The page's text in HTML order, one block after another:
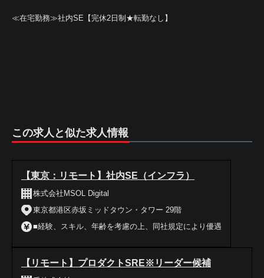
≪在宅勤務≫社内SE【完休2日制★転勤なし】
この求人と似た求人情報
【東京：リモート】社内SE（インフラ）
株式会社MSOL Digital
東京都港区赤坂ミッドタウン・タワー 29階
■経験、スキル、年齢を考慮の上、同社規定により優遇
【リモート】プロダクトSRE※リーダー候補